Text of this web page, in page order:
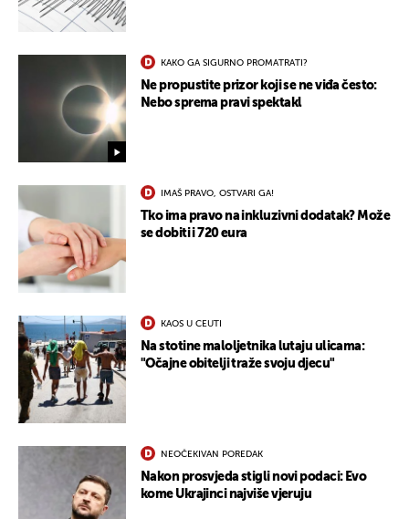
KAKO GA SIGURNO PROMATRATI?
Ne propustite prizor koji se ne viđa često:
Nebo sprema pravi spektakl
IMAŠ PRAVO, OSTVARI GA!
Tko ima pravo na inkluzivni dodatak? Može
se dobiti i 720 eura
KAOS U CEUTI
Na stotine maloljetnika lutaju ulicama:
"Očajne obitelji traže svoju djecu"
NEOČEKIVAN POREDAK
Nakon prosvjeda stigli novi podaci: Evo
kome Ukrajinci najviše vjeruju
UKLJUČITE NOTIFIKACIJE